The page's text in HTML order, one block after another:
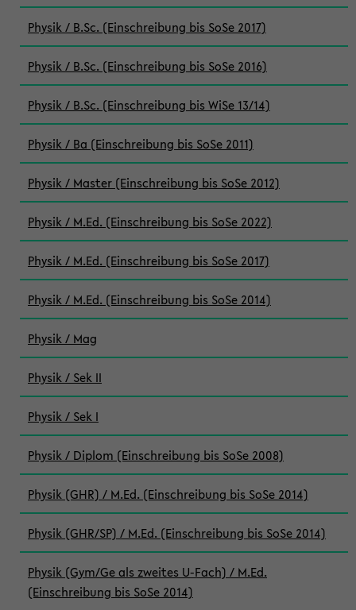
Physik / B.Sc. (Einschreibung bis SoSe 2017)
Physik / B.Sc. (Einschreibung bis SoSe 2016)
Physik / B.Sc. (Einschreibung bis WiSe 13/14)
Physik / Ba (Einschreibung bis SoSe 2011)
Physik / Master (Einschreibung bis SoSe 2012)
Physik / M.Ed. (Einschreibung bis SoSe 2022)
Physik / M.Ed. (Einschreibung bis SoSe 2017)
Physik / M.Ed. (Einschreibung bis SoSe 2014)
Physik / Mag
Physik / Sek II
Physik / Sek I
Physik / Diplom (Einschreibung bis SoSe 2008)
Physik (GHR) / M.Ed. (Einschreibung bis SoSe 2014)
Physik (GHR/SP) / M.Ed. (Einschreibung bis SoSe 2014)
Physik (Gym/Ge als zweites U-Fach) / M.Ed.
(Einschreibung bis SoSe 2014)